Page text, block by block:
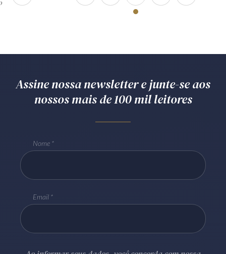
Assine nossa newsletter e junte-se aos
nossos mais de 100 mil leitores
Nome
Email